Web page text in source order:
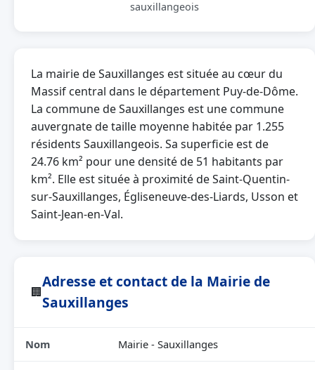
sauxillangeois
La mairie de Sauxillanges est située au cœur du
Massif central dans le département Puy-de-Dôme.
La commune de Sauxillanges est une commune
auvergnate de taille moyenne habitée par 1.255
résidents Sauxillangeois. Sa superficie est de
24.76 km² pour une densité de 51 habitants par
km². Elle est située à proximité de Saint-Quentin-
sur-Sauxillanges, Égliseneuve-des-Liards, Usson et
Saint-Jean-en-Val.
🏢
Adresse et contact de la Mairie de
Sauxillanges
Nom Mairie - Sauxillanges